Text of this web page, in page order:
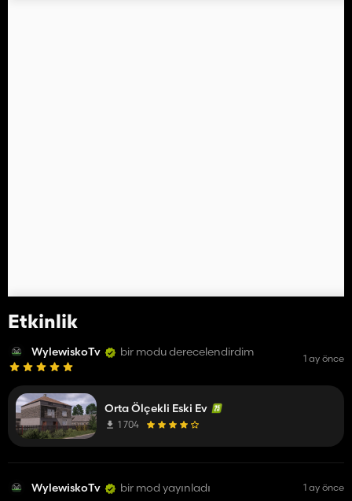
Etkinlik
WylewiskoTv bir modu derecelendirdim 1 ay önce
Orta Ölçekli Eski Ev
1 704
WylewiskoTv bir mod yayınladı 1 ay önce